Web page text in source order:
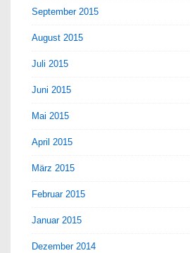
September 2015
August 2015
Juli 2015
Juni 2015
Mai 2015
April 2015
März 2015
Februar 2015
Januar 2015
Dezember 2014